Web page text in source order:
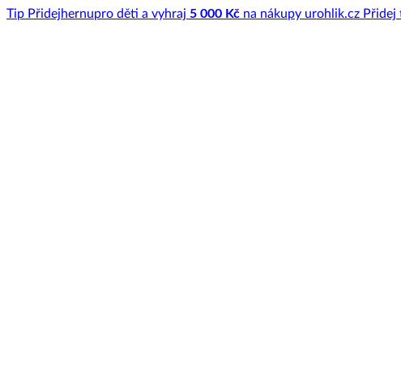
Tip Přidejhernupro děti a vyhraj 5 000 Kč na nákupy urohlik.cz Přidej